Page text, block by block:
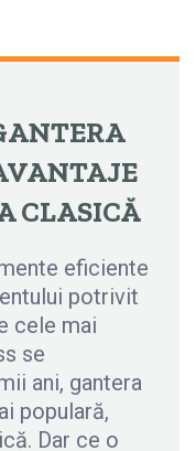
CLASICĂ
eficiente
potrivit
cele mai
se
ani, gantera
populară,
Dar ce o